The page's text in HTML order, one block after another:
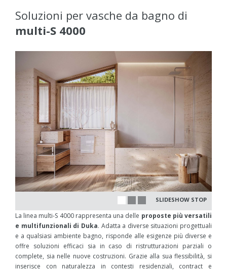
Soluzioni per vasche da bagno di
multi-S 4000
SLIDESHOW STOP
La linea multi-S 4000 rappresenta una delle proposte più versatili
e multifunzionali di Duka. Adatta a diverse situazioni progettuali
e a qualsiasi ambiente bagno, risponde alle esigenze più diverse e
offre soluzioni efficaci sia in caso di ristrutturazioni parziali o
complete, sia nelle nuove costruzioni. Grazie alla sua flessibilità, si
inserisce con naturalezza in contesti residenziali, contract e